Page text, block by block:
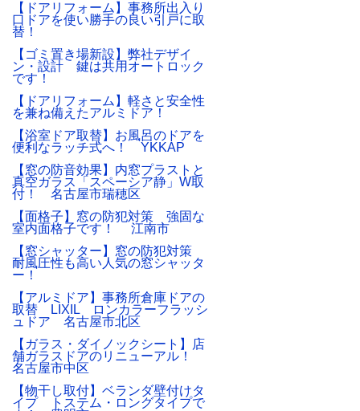
【ドアリフォーム】事務所出入り
口ドアを使い勝手の良い引戸に取
替！
【ゴミ置き場新設】弊社デザイ
ン・設計 鍵は共用オートロック
です！
【ドアリフォーム】軽さと安全性
を兼ね備えたアルミドア！
【浴室ドア取替】お風呂のドアを
便利なラッチ式へ！ YKKAP
【窓の防音効果】内窓プラストと
真空ガラス「スペーシア静」W取
付！ 名古屋市瑞穂区
【面格子】窓の防犯対策 強固な
室内面格子です！ 江南市
【窓シャッター】窓の防犯対策
耐風圧性も高い人気の窓シャッタ
ー！
【アルミドア】事務所倉庫ドアの
取替 LIXIL ロンカラーフラッシ
ュドア 名古屋市北区
【ガラス・ダイノックシート】店
舗ガラスドアのリニューアル！
名古屋市中区
【物干し取付】ベランダ壁付けタ
イプ トステム・ロングタイプで